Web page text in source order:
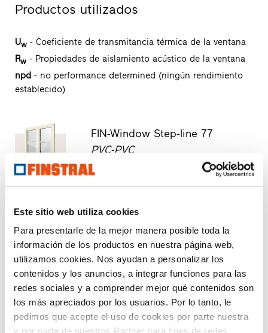
Este sitio web utiliza cookies
Para presentarle de la mejor manera posible toda la
información de los productos en nuestra página web,
utilizamos cookies. Nos ayudan a personalizar los
contenidos y los anuncios, a integrar funciones para las
redes sociales y a comprender mejor qué contenidos son
los más apreciados por los usuarios. Por lo tanto, le
pedimos que acepte el uso de cookies por parte nuestra
y por parte de nuestros Partner para fines de redes
Productos utilizados
Uw- Coeficiente de transmitancia térmica de la ventana
Rw- Propiedades de aislamiento acústico de la ventana
npd- no performance determined (ningún rendimiento
establecido)
FIN-Window Step-line 77
PVC-PVC
Descargar ficha técnica de producto
Solicitar textos para mediciones
FIN-Slide Step-line 160PVC-PVC
Descargar ficha técnica de producto
Solicitar textos para mediciones
Solicitar muestra del producto